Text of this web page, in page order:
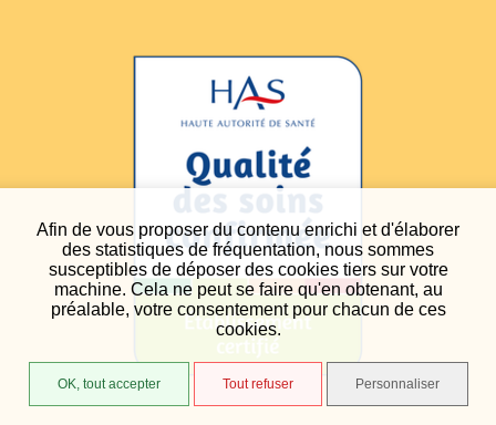
Afin de vous proposer du contenu enrichi et d'élaborer
des statistiques de fréquentation, nous sommes
susceptibles de déposer des cookies tiers sur votre
machine. Cela ne peut se faire qu'en obtenant, au
préalable, votre consentement pour chacun de ces
cookies.
OK, tout accepter Tout refuser Personnaliser